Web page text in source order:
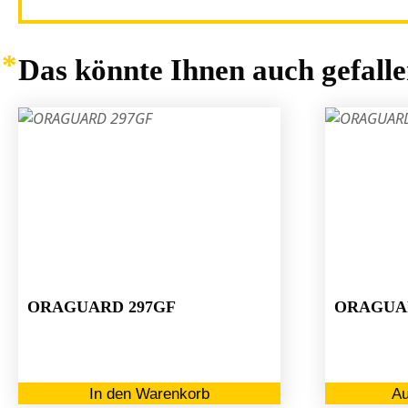
Das könnte Ihnen auch
ORAGUARD 297GF
In den Warenkorb